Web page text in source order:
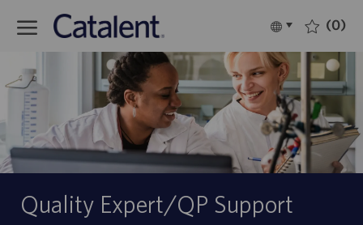
Language
selected
Deutsch (0)
Quality Expert/QP Support